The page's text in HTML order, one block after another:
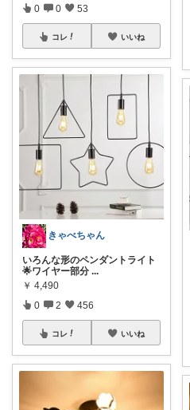
0 0 53
コレ いいね
きゃべちゃん
いろんな形のペンダントライト
🌟ワイヤー部分 ...
￥ 4,490
0 2 456
コレ いいね